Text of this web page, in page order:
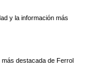
y la información más
destacada de Ferrol